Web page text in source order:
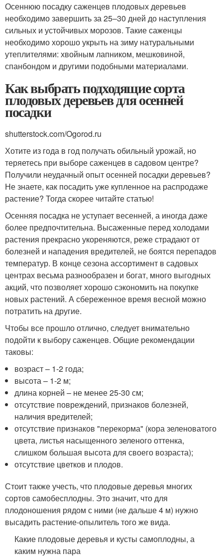
Осеннюю посадку саженцев плодовых деревьев
необходимо завершить за 25–30 дней до наступления
сильных и устойчивых морозов. Такие саженцы
необходимо хорошо укрыть на зиму натуральными
утеплителями: хвойным лапником, мешковиной,
спанбондом и другими подобными материалами.
Как выбрать подходящие сорта
плодовых деревьев для осенней
посадки
shutterstock.com/Ogorod.ru
Хотите из года в год получать обильный урожай, но
теряетесь при выборе саженцев в садовом центре?
Получили неудачный опыт осенней посадки деревьев?
Не знаете, как посадить уже купленное на распродаже
растение? Тогда скорее читайте статью!
Осенняя посадка не уступает весенней, а иногда даже
более предпочтительна. Высаженные перед холодами
растения прекрасно укореняются, реже страдают от
болезней и нападения вредителей, не боятся перепадов
температур. В конце сезона ассортимент в садовых
центрах весьма разнообразен и богат, много выгодных
акций, что позволяет хорошо сэкономить на покупке
новых растений. А сбереженное время весной можно
потратить на другие.
Чтобы все прошло отлично, следует внимательно
подойти к выбору саженцев. Общие рекомендации
таковы:
возраст – 1-2 года;
высота – 1-2 м;
длина корней – не менее 25-30 см;
отсутствие повреждений, признаков болезней,
наличия вредителей;
отсутствие признаков "перекорма" (кора зеленоватого
цвета, листья насыщенного зеленого оттенка,
слишком большая высота для своего возраста);
отсутствие цветков и плодов.
Стоит также учесть, что плодовые деревья многих
сортов самобесплодны. Это значит, что для
плодоношения рядом с ними (не дальше 4 м) нужно
высадить растение-опылитель того же вида.
Какие плодовые деревья и кусты самоплодны, а
каким нужна пара